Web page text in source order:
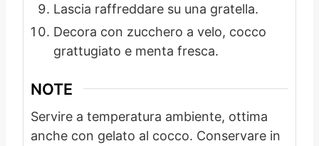
Lascia raffreddare su una gratella.
Decora con zucchero a velo, cocco
grattugiato e menta fresca.
NOTE
Servire a temperatura ambiente, ottima
anche con gelato al cocco. Conservare in